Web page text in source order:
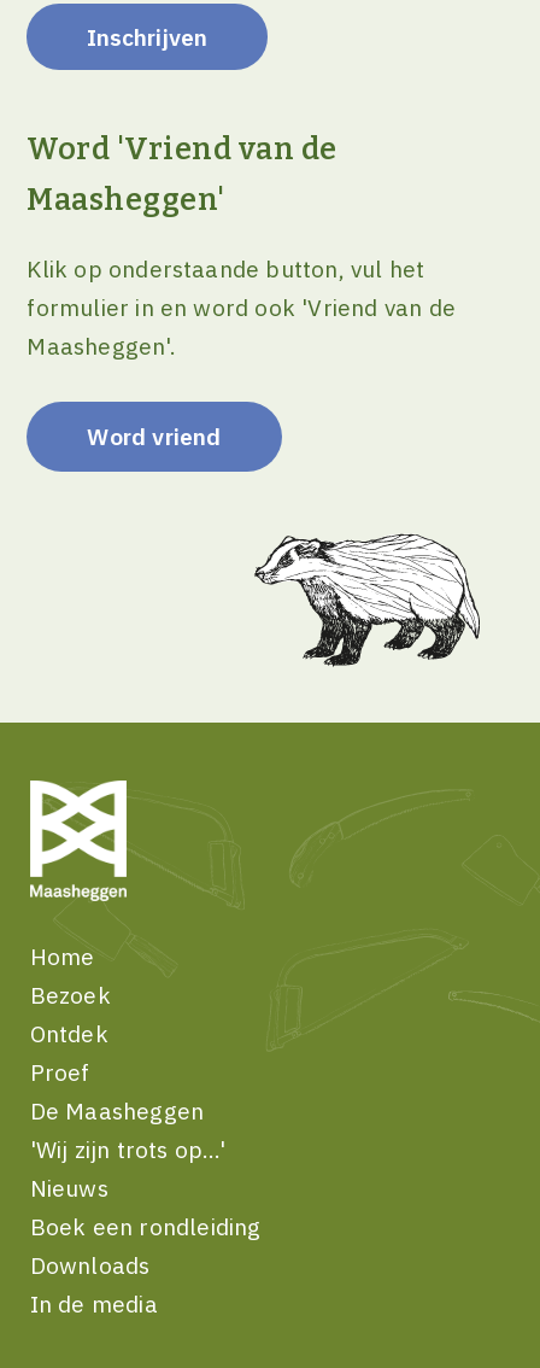
Word 'Vriend van de
Maasheggen'
Klik op onderstaande button, vul het
formulier in en word ook 'Vriend van de
Maasheggen'.
Word vriend
Home
Bezoek
Ontdek
Proef
De Maasheggen
'Wij zijn trots op...'
Nieuws
Boek een rondleiding
Downloads
In de media